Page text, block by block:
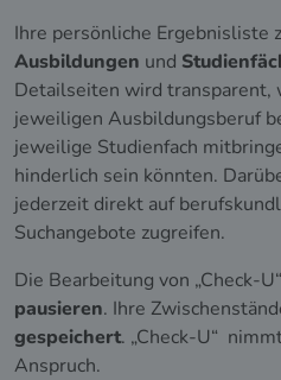
Ihre persönliche Ergebnisliste
Ausbildungen und
Detailseiten wird transparent,
jeweiligen Ausbildungsberuf
jeweilige Studienfach
hinderlich sein könnten.
jederzeit direkt auf
Suchangebote zugreifen.
Die Bearbeitung von „Check-
pausieren. Ihre
gespeichert. „Check-U“
Anspruch.